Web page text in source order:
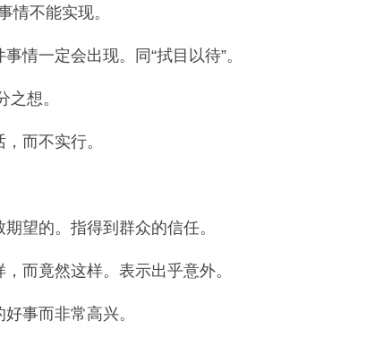
不能实现。
一定会出现。同“拭目以待”。
想。
而不实行。
望的。指得到群众的信任。
而竟然这样。表示出乎意外。
事而非常高兴。